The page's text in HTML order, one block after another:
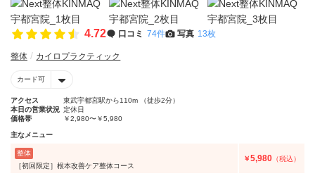
4.72 口コミ 74件 写真 13枚
整体 カイロプラクティック
カード可
アクセス
東武宇都宮駅から110m （徒歩2分）
本日の営業状況 定休日
価格帯
￥2,980〜￥5,980
主なメニュー
整体
［初回限定］根本改善ケア整体コース
￥5,980 （税込）